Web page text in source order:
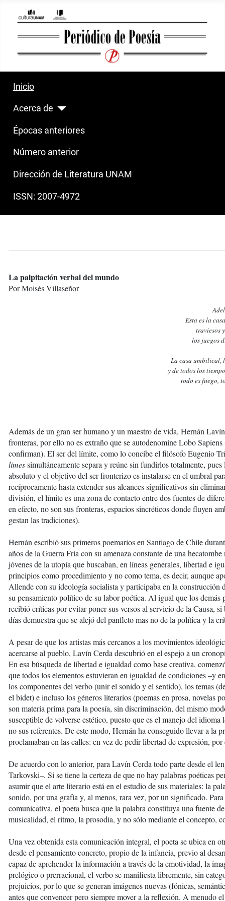
Inicio
Acerca de
Épocas anteriores
Número anterior
Dirección de Literatura UNAM
ISSN: 2007-4972
La palpitación verbal del mundo
Por Moisés Villaseñor
Esta es la
traviesos
los juegos
La casa umbilical,
y de todos los
todo es fuego,
Además de un gran ser humano y un maestro de vida, Hernán
fronteras, por ello no es extraño que se autodenomine Lobo
confirman). El ser del límite, como lo concibe el filósofo Eugenio
limessimultáneamente separa y reúne sin fundirlos totalmente,
absoluto y el objetivo del ser fronterizo es instalarse en el umbral
recíprocamente hasta extender sus alcances significativos sin
división, el límite es una zona de contacto entre dos fuentes de
en efecto, no son sus fronteras, espacios sincréticos donde fluyen
gestan las tradiciones).
Hernán escribió sus primeros poemarios en Santiago de Chile
años de la Guerra Fría con su amenaza constante de una
jóvenes de la utopía que buscaban, en líneas generales, libertad e
principios como procedimiento y no como tema, es decir, aunque
Allende con su ideología socialista y participaba en la construcción
su pensamiento político de su labor poética. Al igual que los
recibió críticas por evitar poner sus versos al servicio de la Causa,
días demuestra que se alejó del panfleto mas no de la política y la
A pesar de que los artistas más cercanos a los movimientos
acercarse al pueblo, Lavín Cerda descubrió en el espejo a un
En esa búsqueda de libertad e igualdad como base creativa,
que todos los elementos estuvieran en igualdad de condiciones –y
los componentes del verbo (unir el sonido y el sentido), los temas
el bidet) e incluso los géneros literarios (poemas en prosa, novelas
son materia prima para la poesía, sin discriminación, del mismo
susceptible de volverse estético, puesto que es el manejo del
no sus referentes. De este modo, Hernán ha conseguido llevar a la
proclamaban en las calles: en vez de pedir libertad de expresión,
De acuerdo con lo anterior, para Lavín Cerda todo parte desde el
Tarkovski–. Si se tiene la certeza de que no hay palabras poéticas
asumir que el arte literario está en el estudio de sus materiales: la
sonido, por una grafía y, al menos, rara vez, por un significado.
comunicativa, el poeta busca que la palabra constituya una fuente
musicalidad, el ritmo, la prosodia, y no sólo mediante el concepto,
Una vez obtenida esta comunicación integral, el poeta se ubica en
desde el pensamiento concreto, propio de la infancia, previo al
capaz de aprehender la información a través de la emotividad, la
prelógico o prerracional, el verbo se manifiesta libremente, sin
prejuicios, por lo que se generan imágenes nuevas (fónicas,
antes que convencer pero siempre mover a la reflexión. A menudo